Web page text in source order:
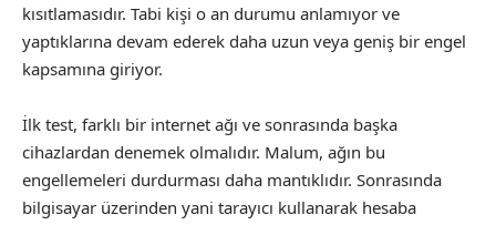
kısıtlamasıdır. Tabi kişi o an durumu anlamıyor ve
yaptıklarına devam ederek daha uzun veya geniş bir engel
kapsamına giriyor.
İlk test, farklı bir internet ağı ve sonrasında başka
cihazlardan denemek olmalıdır. Malum, ağın bu
engellemeleri durdurması daha mantıklıdır. Sonrasında
bilgisayar üzerinden yani tarayıcı kullanarak hesaba